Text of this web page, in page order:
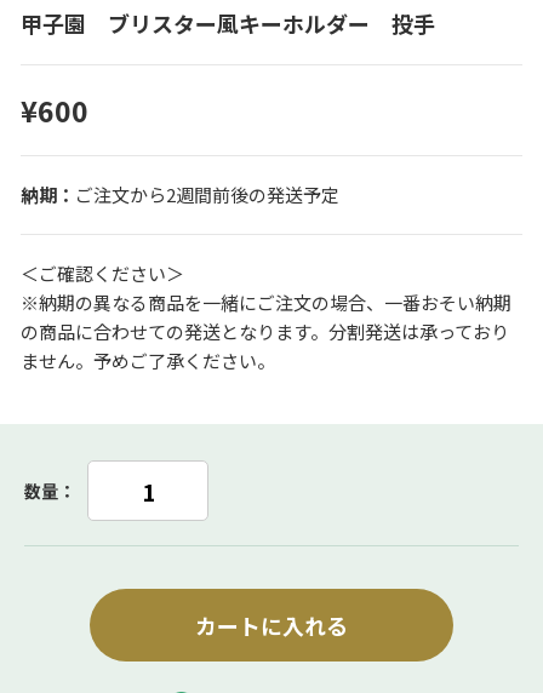
甲子園 ブリスター風キーホルダー 投手
¥600
ご注文から2週間前後の発送予定
＜ご確認ください＞
※納期の異なる商品を一緒にご注文の場合、一番おそい納期
の商品に合わせての発送となります。分割発送は承っており
ません。予めご了承ください。
数量：
カートに入れる